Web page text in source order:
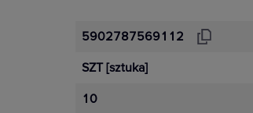
5902787569112
SZT [sztuka]
10